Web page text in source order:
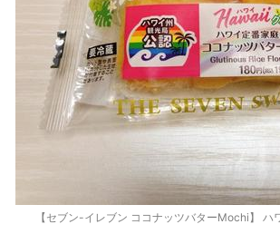
【セブン-イレブン ココナッツバターMochi】 ハ